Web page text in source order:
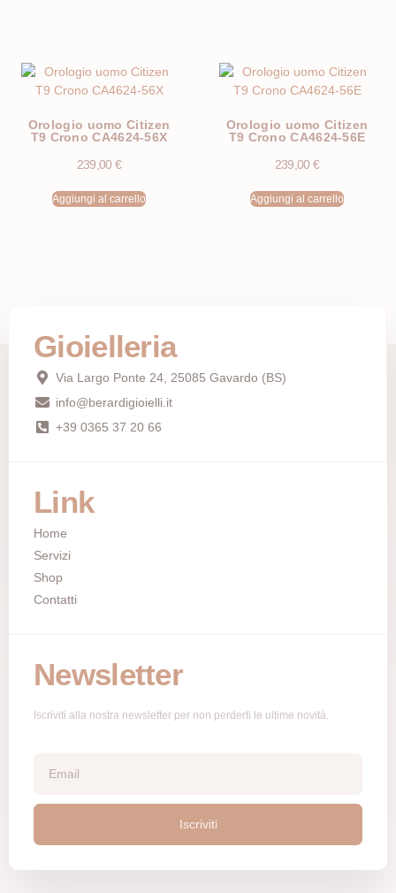
Orologio uomo Citizen
T9 Crono CA4624-56X
239,00 €
Aggiungi al carrello
Orologio uomo Citizen
T9 Crono CA4624-56E
239,00 €
Aggiungi al carrello
Gioielleria
Via Largo Ponte 24, 25085 Gavardo (BS)
info@berardigioielli.it
+39 0365 37 20 66
Link
Home
Servizi
Shop
Contatti
Newsletter
Iscriviti alla nostra newsletter per non perderti le ultime novità.
Iscriviti